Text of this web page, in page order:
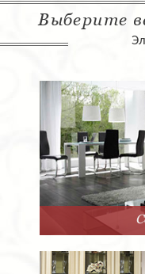
Выберите